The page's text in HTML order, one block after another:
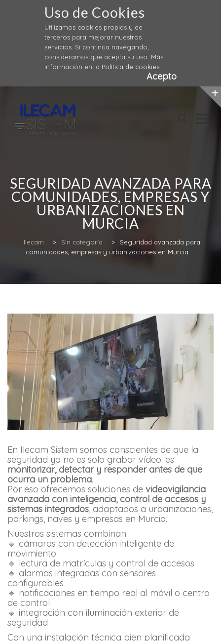
Uso de Cookies
Utilizamos cookies propias y de
terceros para mejorar nuestros
servicios. Si continúa navegando,
consideramos que acepta su uso. Más
información en la Política de cookies
Acepto
SEGURIDAD AVANZADA PARA
COMUNIDADES, EMPRESAS Y
URBANIZACIONES EN
MURCIA
Ilecam > Sin categoría >
Seguridad avanzada para
comunidades, empresas y urbanizaciones en Murcia
En Ilecam Sistem somos conscientes de que la
seguridad ya no es solo grabar vídeo: es
monitorizar, detectar y responder antes de que
ocurra un problema.
Por eso ofrecemos soluciones de videovigilancia
avanzada con inteligencia, control de accesos y
sistemas integrados, adaptados a urbanizaciones,
parkings, naves y empresas en Murcia.
Nuestros sistemas combinan:
🔹 cámaras con detección inteligente de
movimiento
🔹 lectura de matrículas y control de accesos
🔹 alarmas integradas con sensores
configurables
🔹 notificaciones en tiempo real al móvil o centro
de control
🔹 integración con iluminación exterior de
seguridad
Con una instalación técnica bien planificada